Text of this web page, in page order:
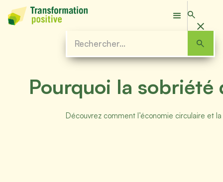
Pourquoi la sobriété
Découvrez comment l’économie circulaire et